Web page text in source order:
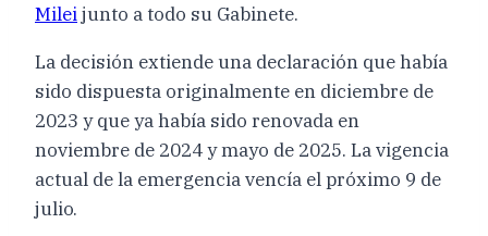
Mileijunto a todo su Gabinete.
La decisión extiende una declaración que había
sido dispuesta originalmente en diciembre de
2023 y que ya había sido renovada en
noviembre de 2024 y mayo de 2025. La vigencia
actual de la emergencia vencía el próximo 9 de
julio.